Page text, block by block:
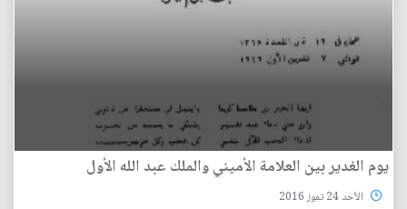
يوم الغدير بين العلامة الأميني والملك عبد الله الأول
الأحد 24 تموز 2016